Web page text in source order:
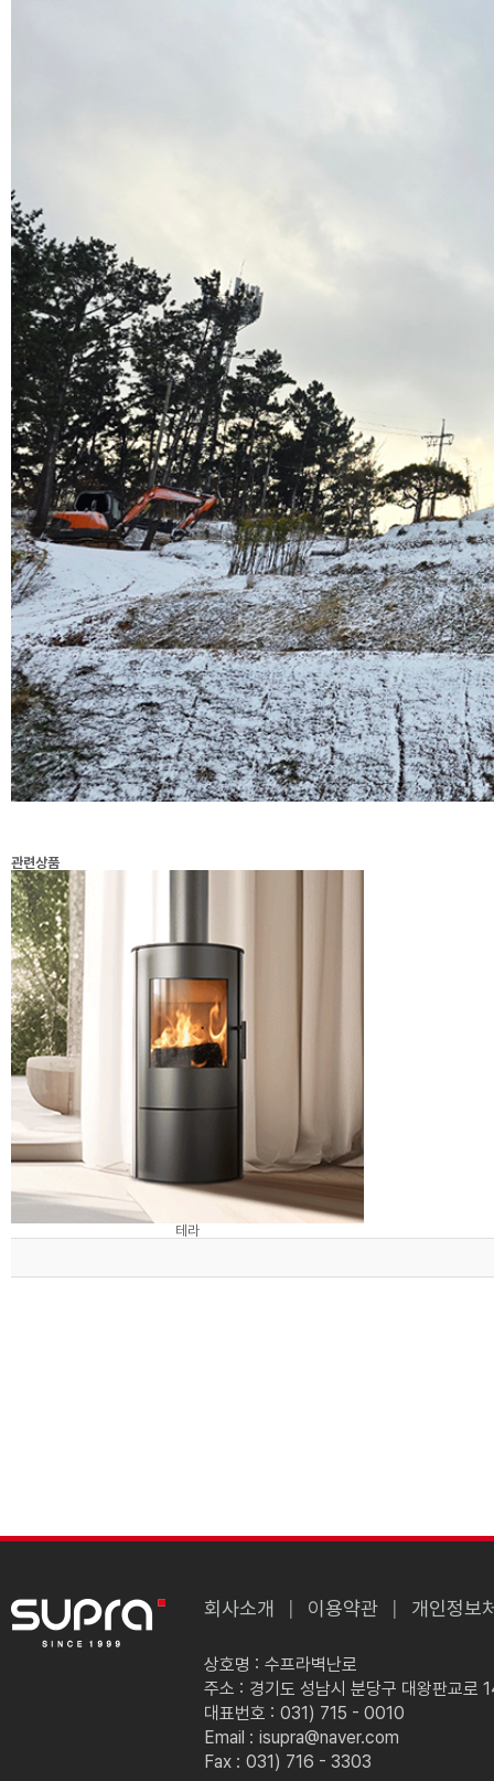
관련상품
테라
회사소개 이용약관 개인정보
상호명 : 수프라벽난로
주소 : 경기도 성남시 분당구 대왕판교로
대표번호 : 031) 715 - 0010
Email : isupra@naver.com
Fax : 031) 716 - 3303